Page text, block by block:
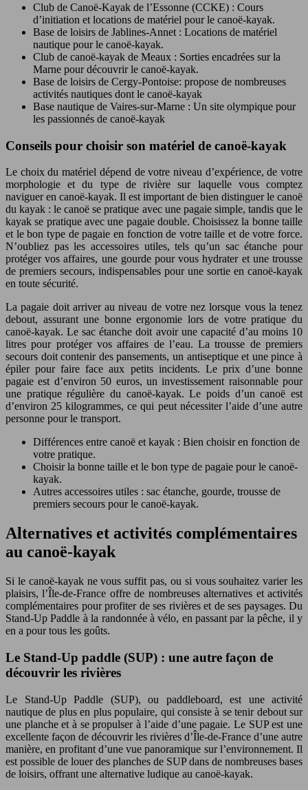
Club de Canoë-Kayak de l’Essonne (CCKE) : Cours
d’initiation et locations de matériel pour le canoë-kayak.
Base de loisirs de Jablines-Annet : Locations de matériel
nautique pour le canoë-kayak.
Club de canoë-kayak de Meaux : Sorties encadrées sur la
Marne pour découvrir le canoë-kayak.
Base de loisirs de Cergy-Pontoise: propose de nombreuses
activités nautiques dont le canoë-kayak
Base nautique de Vaires-sur-Marne : Un site olympique pour
les passionnés de canoë-kayak
Conseils pour choisir son matériel de canoë-kayak
Le choix du matériel dépend de votre niveau d’expérience, de votre
morphologie et du type de rivière sur laquelle vous comptez
naviguer en canoë-kayak. Il est important de bien distinguer le canoë
du kayak : le canoë se pratique avec une pagaie simple, tandis que le
kayak se pratique avec une pagaie double. Choisissez la bonne taille
et le bon type de pagaie en fonction de votre taille et de votre force.
N’oubliez pas les accessoires utiles, tels qu’un sac étanche pour
protéger vos affaires, une gourde pour vous hydrater et une trousse
de premiers secours, indispensables pour une sortie en canoë-kayak
en toute sécurité.
La pagaie doit arriver au niveau de votre nez lorsque vous la tenez
debout, assurant une bonne ergonomie lors de votre pratique du
canoë-kayak. Le sac étanche doit avoir une capacité d’au moins 10
litres pour protéger vos affaires de l’eau. La trousse de premiers
secours doit contenir des pansements, un antiseptique et une pince à
épiler pour faire face aux petits incidents. Le prix d’une bonne
pagaie est d’environ 50 euros, un investissement raisonnable pour
une pratique régulière du canoë-kayak. Le poids d’un canoë est
d’environ 25 kilogrammes, ce qui peut nécessiter l’aide d’une autre
personne pour le transport.
Différences entre canoë et kayak : Bien choisir en fonction de
votre pratique.
Choisir la bonne taille et le bon type de pagaie pour le canoë-
kayak.
Autres accessoires utiles : sac étanche, gourde, trousse de
premiers secours pour le canoë-kayak.
Alternatives et activités complémentaires
au canoë-kayak
Si le canoë-kayak ne vous suffit pas, ou si vous souhaitez varier les
plaisirs, l’Île-de-France offre de nombreuses alternatives et activités
complémentaires pour profiter de ses rivières et de ses paysages. Du
Stand-Up Paddle à la randonnée à vélo, en passant par la pêche, il y
en a pour tous les goûts.
Le Stand-Up paddle (SUP) : une autre façon de
découvrir les rivières
Le Stand-Up Paddle (SUP), ou paddleboard, est une activité
nautique de plus en plus populaire, qui consiste à se tenir debout sur
une planche et à se propulser à l’aide d’une pagaie. Le SUP est une
excellente façon de découvrir les rivières d’Île-de-France d’une autre
manière, en profitant d’une vue panoramique sur l’environnement. Il
est possible de louer des planches de SUP dans de nombreuses bases
de loisirs, offrant une alternative ludique au canoë-kayak.